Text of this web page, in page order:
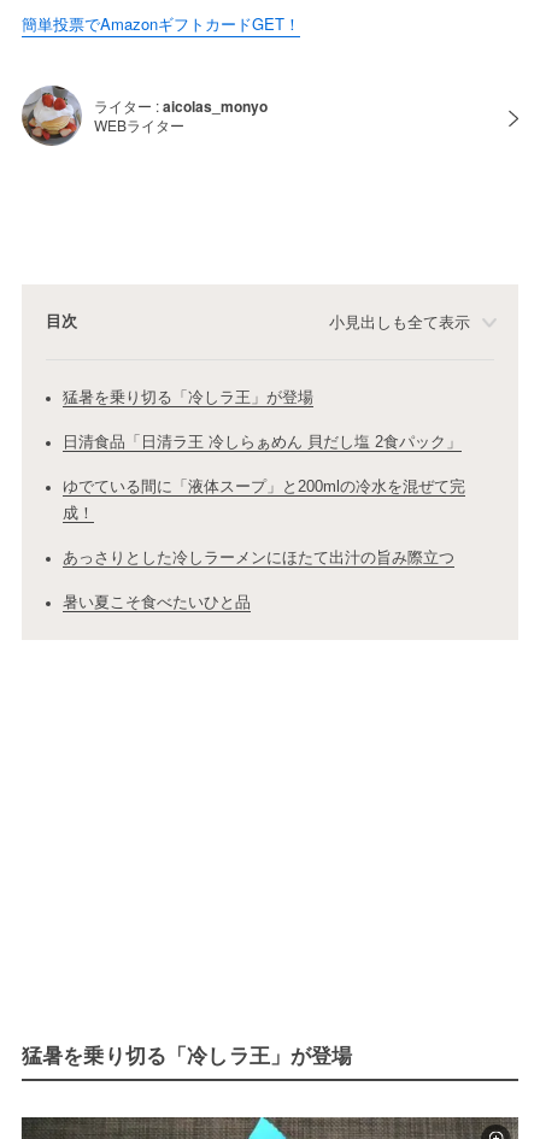
簡単投票でAmazonギフトカードGET！
ライター :aicolas_monyo
WEBライター
目次 小見出しも全て表示
猛暑を乗り切る「冷しラ王」が登場
日清食品「日清ラ王 冷しらぁめん 貝だし塩 2食パック」
ゆでている間に「液体スープ」と200mlの冷水を混ぜて完
成！
あっさりとした冷しラーメンにほたて出汁の旨み際立つ
暑い夏こそ食べたいひと品
猛暑を乗り切る「冷しラ王」が登場